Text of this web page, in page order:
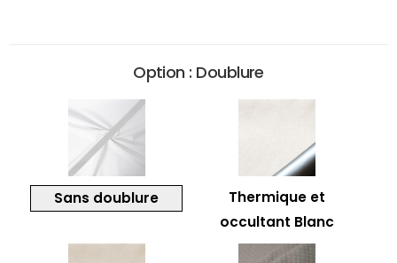
Option : Doublure
Sans doublure
Thermique et
occultant Blanc